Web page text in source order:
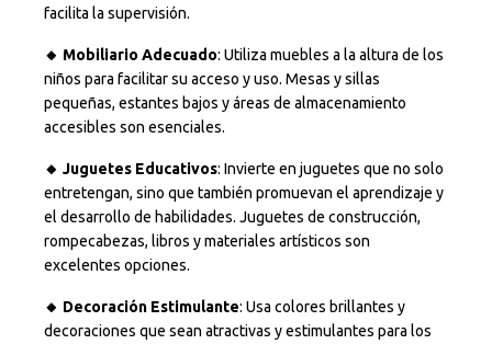
facilita la supervisión.
🔸 Mobiliario Adecuado: Utiliza muebles a la altura de los
niños para facilitar su acceso y uso. Mesas y sillas
pequeñas, estantes bajos y áreas de almacenamiento
accesibles son esenciales.
🔸 Juguetes Educativos: Invierte en juguetes que no solo
entretengan, sino que también promuevan el aprendizaje y
el desarrollo de habilidades. Juguetes de construcción,
rompecabezas, libros y materiales artísticos son
excelentes opciones.
🔸 Decoración Estimulante: Usa colores brillantes y
decoraciones que sean atractivas y estimulantes para los